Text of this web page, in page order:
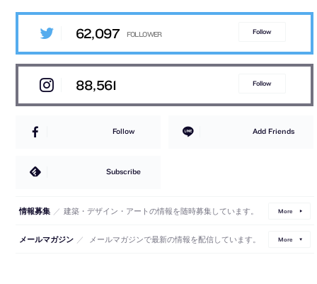
62,097 Follow
88,561 Follow
Follow Add Friends
Subscribe
情報募集 ／ 建築・デザイン・アートの情報を随時募集しています。 More
メールマガジン ／ メールマガジンで最新の情報を配信しています。 More